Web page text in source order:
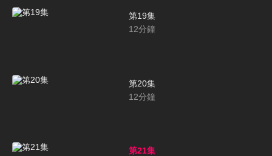
第19集
12分鐘
第20集
12分鐘
第21集